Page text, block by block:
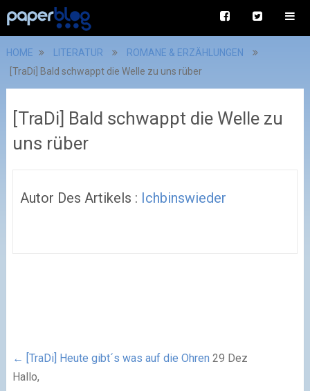
HOME LITERATUR
ROMANE & ERZÄHLUNGEN
[TraDi] Bald schwappt die Welle zu uns rüber
[TraDi] Bald schwappt die Welle zu
uns rüber
Autor Des Artikels : Ichbinswieder
← [TraDi] Heute gibt´s was auf die Ohren 29 Dez
Hallo,